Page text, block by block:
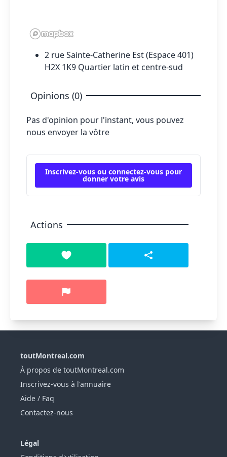
2 rue Sainte-Catherine Est (Espace 401)
H2X 1K9 Quartier latin et centre-sud
Opinions (0)
Pas d'opinion pour l'instant, vous pouvez
nous envoyer la vôtre
Inscrivez-vous ou connectez-vous pour
donner votre avis
Actions
toutMontreal.com
À propos de toutMontreal.com
Inscrivez-vous à l'annuaire
Aide / Faq
Contactez-nous
Légal